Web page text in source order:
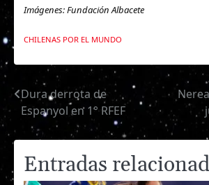
Imágenes: Fundación Albacete
CHILENAS POR EL MUNDO
Navegación
entradas
Dura derrota de
Espanyol en 1° RFEF
Entradas